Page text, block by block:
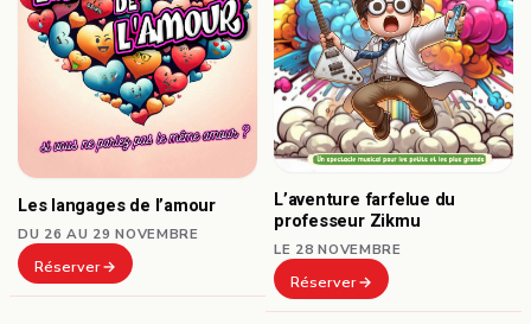
Les langages de l’amour
DU 26 AU 29 NOVEMBRE
Réserver
L’aventure farfelue du
professeur Zikmu
LE 28 NOVEMBRE
Réserver